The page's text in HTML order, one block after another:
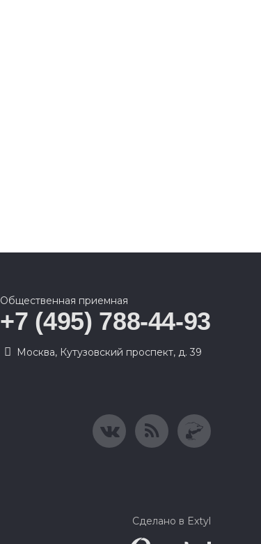
Общественная приемная
+7 (495) 788-44-93
Москва, Кутузовский проспект, д. 39
Сделано в Extyl